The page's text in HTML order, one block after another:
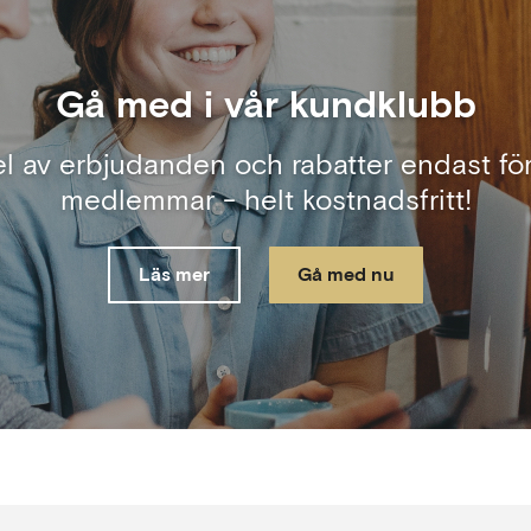
Gå med i vår kundklubb
av erbjudanden och rabatter endast
medlemmar - helt kostnadsfritt!
Läs mer Gå med nu